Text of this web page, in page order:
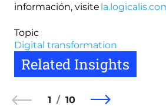
información, visite
Topic
Digital transformation
Related Insights
1 10